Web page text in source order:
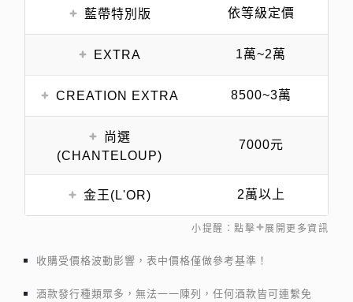
藍帶特別版 依等級定價
EXTRA 1萬~2萬
CREATION EXTRA 8500~3萬
尚選
(CHANTELOUP)
7000元
金王(L'OR) 2萬以上
小提醒：點擊 展開更多資訊
收購受價格波動影響，表中價格僅做參考基準！
酒款發行種類眾多，無法一一陳列，任何酒款皆可連繫免